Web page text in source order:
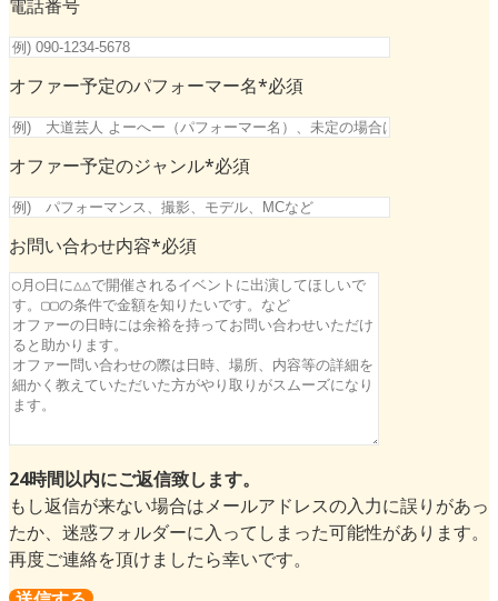
電話番号
オファー予定のパフォーマー名*必須
オファー予定のジャンル*必須
お問い合わせ内容*必須
24時間以内にご返信致します。
もし返信が来ない場合はメールアドレスの入力に誤りがあっ
たか、迷惑フォルダーに入ってしまった可能性があります。
再度ご連絡を頂けましたら幸いです。